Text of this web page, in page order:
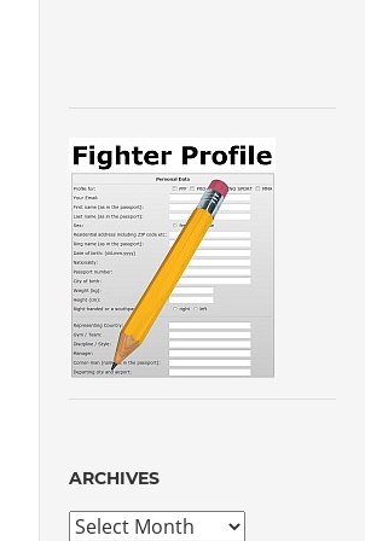
ARCHIVES
Archives